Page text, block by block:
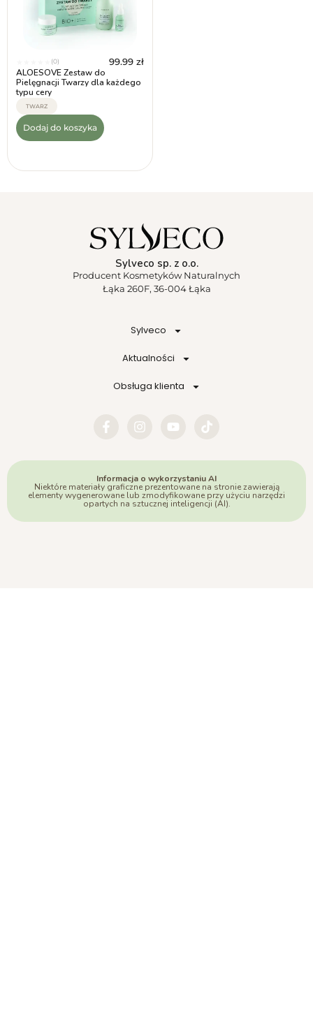
(0) 99.99 zł
ALOESOVE Zestaw do
Pielęgnacji Twarzy dla każdego
typu cery
TWARZ
Dodaj do koszyka
Sylveco sp. z o.o.
Producent Kosmetyków Naturalnych
Łąka 260F, 36-004 Łąka
Sylveco
Aktualności
Obsługa klienta
Informacja o wykorzystaniu AI
Niektóre materiały graficzne prezentowane na stronie zawierają
elementy wygenerowane lub zmodyfikowane przy użyciu narzędzi
opartych na sztucznej inteligencji (AI).